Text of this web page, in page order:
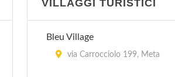
VILLAGGI TURISTICI
Bleu Village
via Carrocciolo 199, Meta